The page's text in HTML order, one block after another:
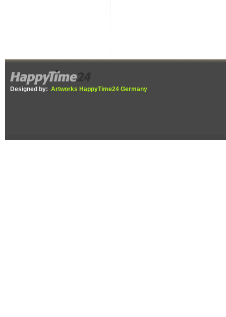
Designed by: Artworks HappyTime24 Germany